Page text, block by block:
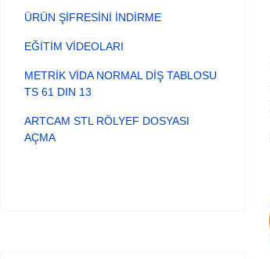
ÜRÜN ŞİFRESİNİ İNDİRME
EĞİTİM VİDEOLARI
METRİK VİDA NORMAL DİŞ TABLOSU
TS 61 DIN 13
ARTCAM STL RÖLYEF DOSYASI
AÇMA